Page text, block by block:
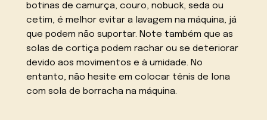
botinas de camurça, couro, nobuck, seda ou
cetim, é melhor evitar a lavagem na máquina, já
que podem não suportar. Note também que as
solas de cortiça podem rachar ou se deteriorar
devido aos movimentos e à umidade. No
entanto, não hesite em colocar tênis de lona
com sola de borracha na máquina.